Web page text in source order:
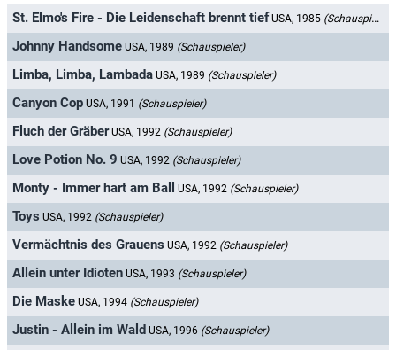
St. Elmo's Fire - Die Leidenschaft brennt tief USA, 1985 (Schauspieler)
Johnny Handsome USA, 1989 (Schauspieler)
Limba, Limba, Lambada USA, 1989 (Schauspieler)
Canyon Cop USA, 1991 (Schauspieler)
Fluch der Gräber USA, 1992 (Schauspieler)
Love Potion No. 9 USA, 1992 (Schauspieler)
Monty - Immer hart am Ball USA, 1992 (Schauspieler)
Toys USA, 1992 (Schauspieler)
Vermächtnis des Grauens USA, 1992 (Schauspieler)
Allein unter Idioten USA, 1993 (Schauspieler)
Die Maske USA, 1994 (Schauspieler)
Justin - Allein im Wald USA, 1996 (Schauspieler)